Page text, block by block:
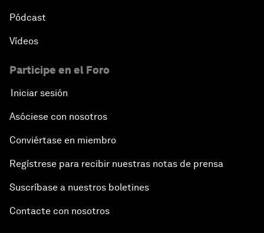
Pódcast
Vídeos
Participe en el Foro
Iniciar sesión
Asóciese con nosotros
Conviértase en miembro
Regístrese para recibir nuestras notas de prensa
Suscríbase a nuestros boletines
Contacte con nosotros